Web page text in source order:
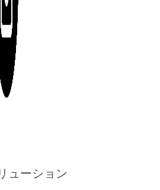
ューション